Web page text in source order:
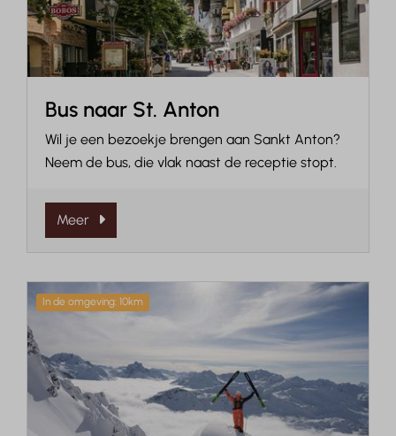
Bus naar St. Anton
Wil je een bezoekje brengen aan Sankt Anton?
Neem de bus, die vlak naast de receptie stopt.
Meer
In de omgeving: 10km